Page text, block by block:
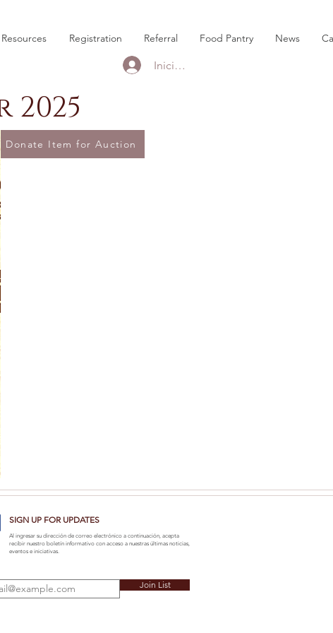
Registration Referral Food Pantry News
Iniciar sesión
Donate Item for Auction
SIGN UP FOR UPDATES
Al ingresar su dirección de correo electrónico a continuación, acepta
recibir nuestro boletín informativo con acceso a nuestras últimas noticias,
eventos e iniciativas.
Join List